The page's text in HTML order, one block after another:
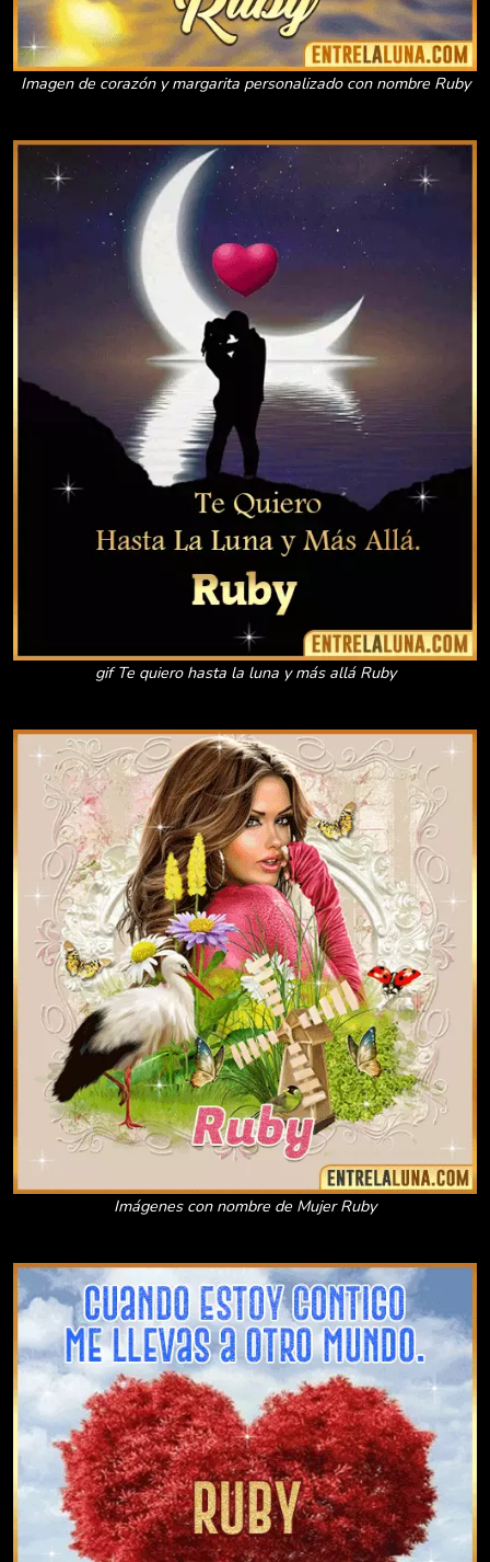
Imagen de corazón y margarita personalizado con nombre Ruby
gif Te quiero hasta la luna y más allá Ruby
Imágenes con nombre de Mujer Ruby